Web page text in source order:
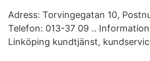
Adress: Torvingegatan 10,
Telefon: 013-37 09 ..
Linköping kundtjänst,